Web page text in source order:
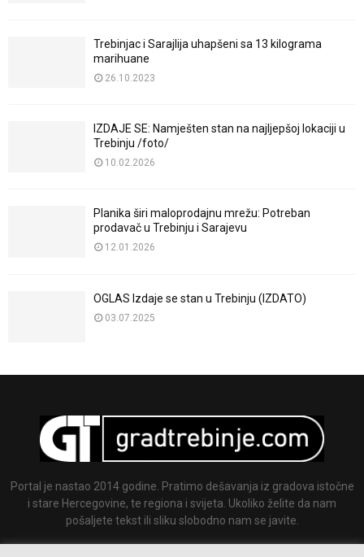
Trebinjac i Sarajlija uhapšeni sa 13 kilograma
marihuane
26.10.2023
IZDAJE SE: Namješten stan na najljepšoj lokaciji u
Trebinju /foto/
10.02.2026
Planika širi maloprodajnu mrežu: Potreban
prodavač u Trebinju i Sarajevu
12.01.2026
OGLAS Izdaje se stan u Trebinju (IZDATO)
03.07.2025
Portal je nastao 2014 godine. Pratimo dešavanja iz gradova istočne
i stare Hercegovine, te regiona i svijeta. Ukoliko želite da nam
pošaljete tekst ili sliku slobodno nam se javite.